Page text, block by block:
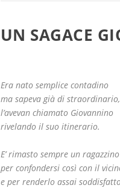
UN SAGACE
Era nato semplice contadino
ma sapeva già di straordinario,
l’avevan chiamato Giovannino
rivelando il suo itinerario.
E’ rimasto sempre un ragazzino
per confondersi così con il
e per renderlo assai soddisfatto